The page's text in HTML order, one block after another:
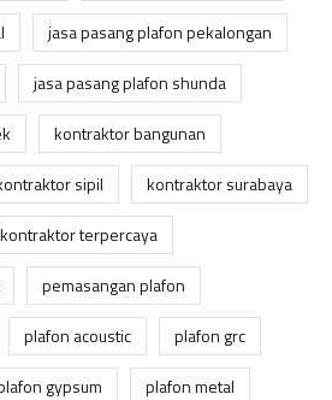
jasa pasang plafon pekalongan
jasa pasang plafon shunda
kontraktor bangunan
sipil
kontraktor surabaya
kontraktor terpercaya
pemasangan plafon
plafon acoustic
plafon grc
gypsum
plafon metal